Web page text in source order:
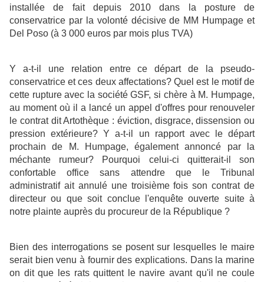
installée de fait
depuis 2010 dans la posture de
conservatrice par la volonté décisive de MM Humpage et
Del Poso (à 3 000 euros par mois plus TVA)
Y a-t-il une relation entre ce départ de la pseudo-
conservatrice et ces deux affectations? Quel est le motif de
cette rupture avec la société GSF, si chère à M. Humpage,
au moment où il a lancé un appel d'offres pour renouveler
le contrat dit Artothèque : éviction, disgrace, dissension ou
pression extérieure? Y a-t-il un rapport avec le départ
prochain de M. Humpage, également annoncé par la
méchante rumeur? Pourquoi celui-ci quitterait-il son
confortable office sans attendre que le Tribunal
administratif ait annulé une troisième fois son contrat de
directeur ou que soit conclue l'enquête ouverte suite à
notre plainte auprès du procureur de la République ?
Bien des interrogations se posent sur lesquelles le maire
serait bien venu à fournir des explications. Dans la marine
on dit que les rats quittent le navire avant qu'il ne coule